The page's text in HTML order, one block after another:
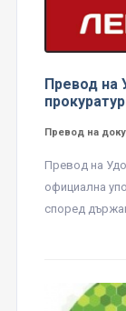
Превод на
Превод на
Превод на
официална
според